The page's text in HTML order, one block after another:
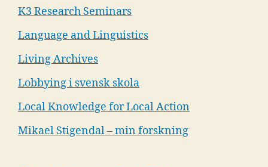
K3 Research Seminars
Language and Linguistics
Living Archives
Lobbying i svensk skola
Local Knowledge for Local Action
Mikael Stigendal – min forskning